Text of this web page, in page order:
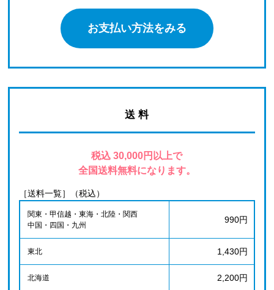
お支払い方法をみる
送 料
税込 30,000円以上で
全国送料無料になります。
［送料一覧］（税込）
関東・甲信越・東海・北陸・関西
中国・四国・九州
990円
東北 1,430円
北海道 2,200円